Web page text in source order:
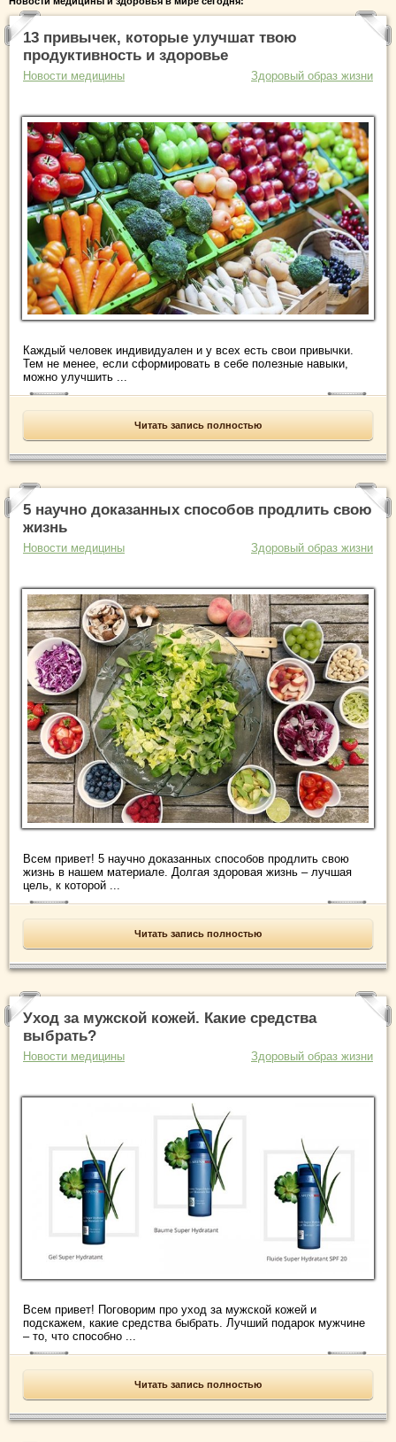
13 привычек, которые улучшат твою
продуктивность и здоровье
Новости медицины Здоровый образ жизни
Каждый человек индивидуален и у всех есть свои привычки.
Тем не менее, если сформировать в себе полезные навыки,
можно улучшить ...
Читать запись полностью
5 научно доказанных способов продлить свою
жизнь
Новости медицины Здоровый образ жизни
Всем привет! 5 научно доказанных способов продлить свою
жизнь в нашем материале. Долгая здоровая жизнь – лучшая
цель, к которой ...
Читать запись полностью
Уход за мужской кожей. Какие средства
выбрать?
Новости медицины Здоровый образ жизни
Всем привет! Поговорим про уход за мужской кожей и
подскажем, какие средства быбрать. Лучший подарок мужчине
– то, что способно ...
Читать запись полностью